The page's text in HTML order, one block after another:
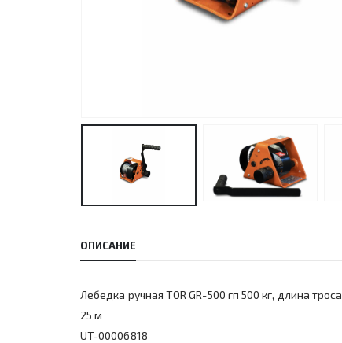
ОПИСАНИЕ
Лебедка ручная TOR GR-500 гп 500 кг, длина троса
25 м
UT-00006818